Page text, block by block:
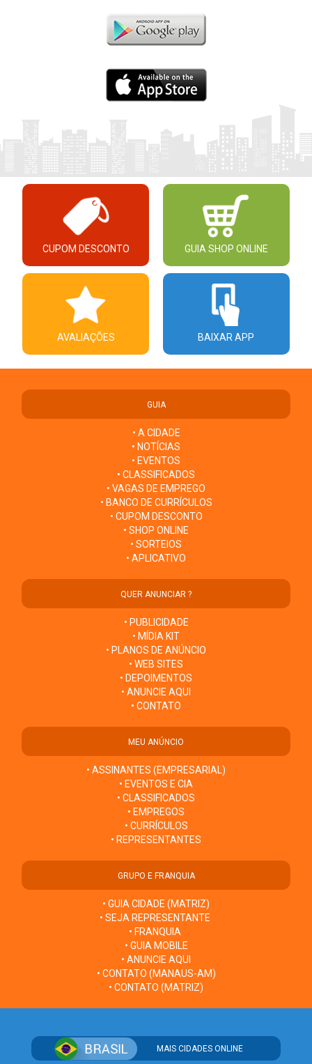
CUPOM DESCONTO GUIA SHOP ONLINE
AVALIAÇÕES BAIXAR APP
GUIA
• A CIDADE
• NOTÍCIAS
• EVENTOS
• CLASSIFICADOS
• VAGAS DE EMPREGO
• BANCO DE CURRÍCULOS
• CUPOM DESCONTO
• SHOP ONLINE
• SORTEIOS
• APLICATIVO
QUER ANUNCIAR ?
• PUBLICIDADE
• MÍDIA KIT
• PLANOS DE ANÚNCIO
• WEB SITES
• DEPOIMENTOS
• ANUNCIE AQUI
• CONTATO
MEU ANÚNCIO
• ASSINANTES (EMPRESARIAL)
• EVENTOS E CIA
• CLASSIFICADOS
• EMPREGOS
• CURRÍCULOS
• REPRESENTANTES
GRUPO E FRANQUIA
• GUIA CIDADE (MATRIZ)
• SEJA REPRESENTANTE
• FRANQUIA
• GUIA MOBILE
• ANUNCIE AQUI
• CONTATO (MANAUS-AM)
• CONTATO (MATRIZ)
MAIS CIDADES ONLINE